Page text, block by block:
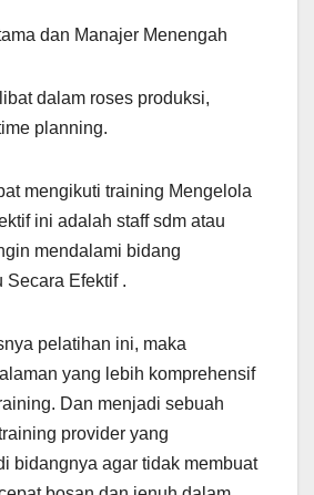
dan Manajer Menengah
dalam roses produksi,
planning.
mengikuti training Mengelola
ini adalah staff sdm atau
mendalami bidang
Secara Efektif .
pelatihan ini, maka
yang lebih komprehensif
Dan menjadi sebuah
provider yang
bidangnya agar tidak membuat